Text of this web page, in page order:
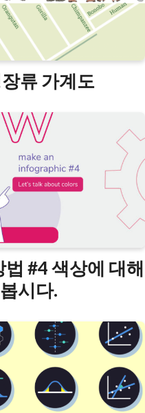
류 가계도
#4 색상에 대해
시다.